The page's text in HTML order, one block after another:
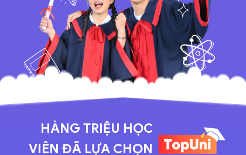
HÀNG TRIỆU HỌC
VIÊN ĐÃ LỰA CHỌN